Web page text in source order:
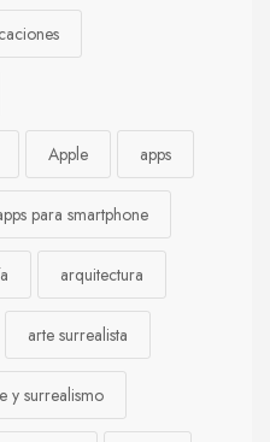
Apple apps
para smartphone
arquitectura
arte surrealista
y surrealismo